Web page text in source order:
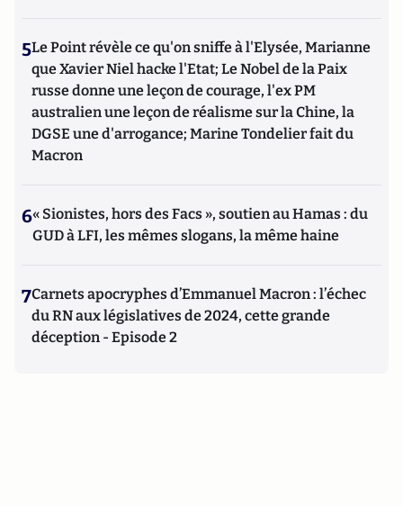
5Le Point révèle ce qu'on sniffe à l'Elysée, Marianne
que Xavier Niel hacke l'Etat; Le Nobel de la Paix
russe donne une leçon de courage, l'ex PM
australien une leçon de réalisme sur la Chine, la
DGSE une d'arrogance; Marine Tondelier fait du
Macron
6« Sionistes, hors des Facs », soutien au Hamas : du
GUD à LFI, les mêmes slogans, la même haine
7Carnets apocryphes d’Emmanuel Macron : l’échec
du RN aux législatives de 2024, cette grande
déception - Episode 2